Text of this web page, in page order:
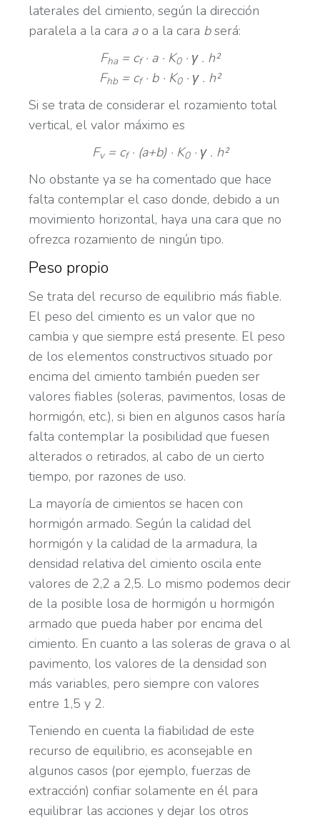
laterales del cimiento, según la dirección
paralela a la cara ao a la cara bserá:
Fha = cf· a · K0· γ . h²
Fhb = cf· b · K0· γ . h²
Si se trata de considerar el rozamiento total
vertical, el valor máximo es
Fv= cf· (a+b) · K0· γ . h²
No obstante ya se ha comentado que hace
falta contemplar el caso donde, debido a un
movimiento horizontal, haya una cara que no
ofrezca rozamiento de ningún tipo.
Peso propio
Se trata del recurso de equilibrio más fiable.
El peso del cimiento es un valor que no
cambia y que siempre está presente. El peso
de los elementos constructivos situado por
encima del cimiento también pueden ser
valores fiables (soleras, pavimentos, losas de
hormigón, etc.), si bien en algunos casos haría
falta contemplar la posibilidad que fuesen
alterados o retirados, al cabo de un cierto
tiempo, por razones de uso.
La mayoría de cimientos se hacen con
hormigón armado. Según la calidad del
hormigón y la calidad de la armadura, la
densidad relativa del cimiento oscila ente
valores de 2,2 a 2,5. Lo mismo podemos decir
de la posible losa de hormigón u hormigón
armado que pueda haber por encima del
cimiento. En cuanto a las soleras de grava o al
pavimento, los valores de la densidad son
más variables, pero siempre con valores
entre 1,5 y 2.
Teniendo en cuenta la fiabilidad de este
recurso de equilibrio, es aconsejable en
algunos casos (por ejemplo, fuerzas de
extracción) confiar solamente en él para
equilibrar las acciones y dejar los otros